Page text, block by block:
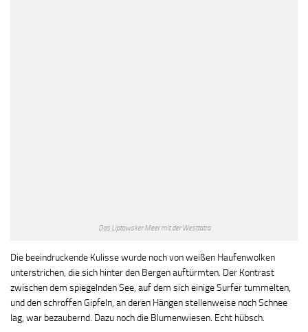
Das Liptowsker Meer mit der Westtatra
Die beeindruckende Kulisse wurde noch von weißen Haufenwolken
unterstrichen, die sich hinter den Bergen auftürmten. Der Kontrast
zwischen dem spiegelnden See, auf dem sich einige Surfer tummelten,
und den schroffen Gipfeln, an deren Hängen stellenweise noch Schnee
lag, war bezaubernd. Dazu noch die Blumenwiesen. Echt hübsch.